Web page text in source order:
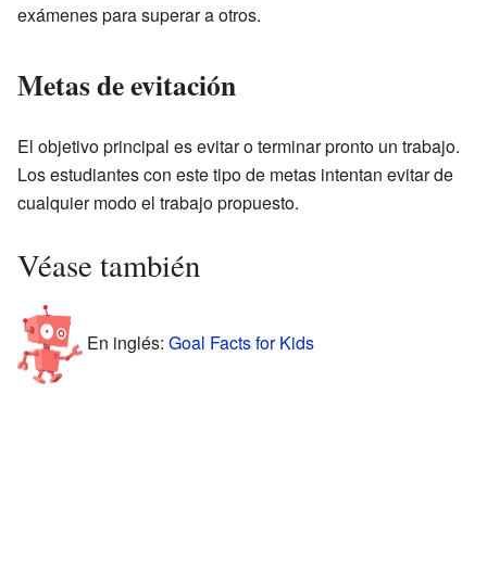
exámenes para superar a otros.
Metas de evitación
El objetivo principal es evitar o terminar pronto un trabajo.
Los estudiantes con este tipo de metas intentan evitar de
cualquier modo el trabajo propuesto.
Véase también
En inglés: Goal Facts for Kids